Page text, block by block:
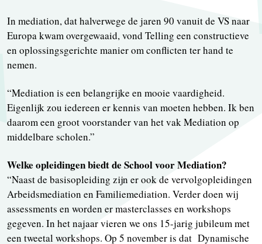
In mediation, dat halverwege de jaren 90 vanuit de VS naar
Europa kwam overgewaaid, vond Telling een constructieve
en oplossingsgerichte manier om conflicten ter hand te
nemen.
“Mediation is een belangrijke en mooie vaardigheid.
Eigenlijk zou iedereen er kennis van moeten hebben. Ik ben
daarom een groot voorstander van het vak Mediation op
middelbare scholen.”
Welke opleidingen biedt de School voor Mediation?
“Naast de basisopleiding zijn er ook de vervolgopleidingen
Arbeidsmediation en Familiemediation. Verder doen wij
assessments en worden er masterclasses en workshops
gegeven. In het najaar vieren we ons 15-jarig jubileum met
een tweetal workshops. Op 5 november is dat Dynamische